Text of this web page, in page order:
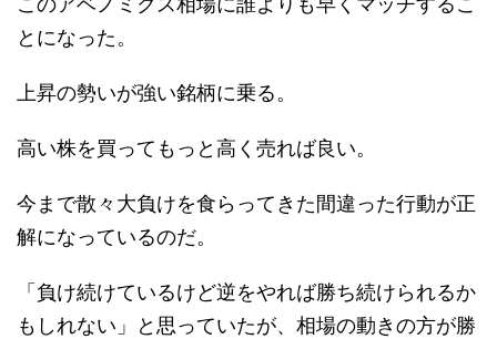
とになった。
上昇の勢いが強い銘柄に乗る。
高い株を買ってもっと高く売れば良い。
今まで散々大負けを食らってきた間違った行動が正
解になっているのだ。
「負け続けているけど逆をやれば勝ち続けられるか
もしれない」と思っていたが、相場の動きの方が勝